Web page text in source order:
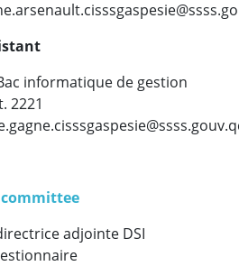
informatique de gestion
2221
adjointe DSI